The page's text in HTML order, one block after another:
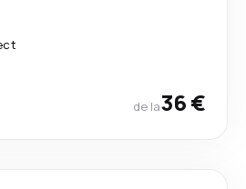
de la36 €